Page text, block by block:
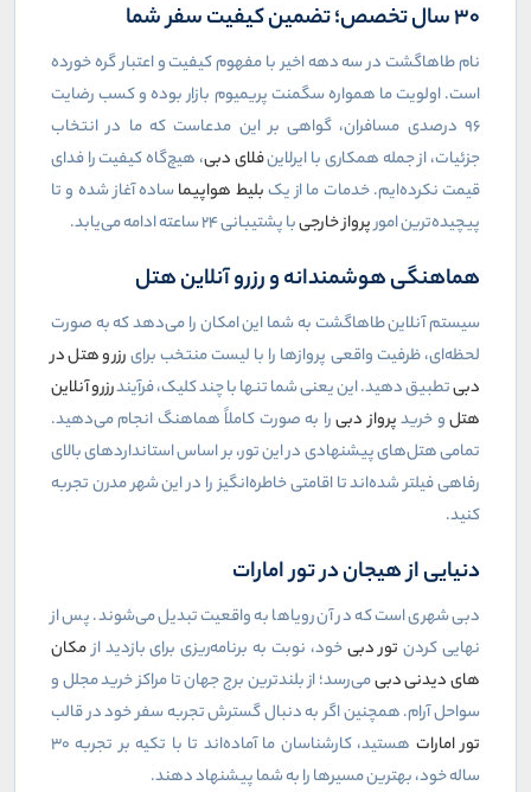
۳۰ سال تخصص؛ تضمین کیفیت سفر شما
نام طاهاگشت در سه دهه اخیر با مفهوم کیفیت و اعتبار گره خورده
است. اولویت ما همواره سگمنت پریمیوم بازار بوده و کسب رضایت
۹۶ درصدی مسافران، گواهی بر این مدعاست که ما در انتخاب
جزئیات، از جمله همکاری با ایرلاینفلای دبی، هیچ‌گاه کیفیت را فدای
قیمت نکرده‌ایم. خدمات ما از یکبليط هواپيماساده آغاز شده و تا
پیچیده‌ترین امورپرواز خارجیبا پشتیبانی ۲۴ ساعته ادامه می‌یابد .
هماهنگی هوشمندانه و رزرو آنلاین هتل
سیستم آنلاین طاهاگشت به شما این امکان را می‌دهد که به صورت
لحظه‌ای، ظرفیت واقعی پروازها را با لیست منتخب برایرزرو هتل در
دبیتطبیق دهید. این یعنی شما تنها با چند کلیک، فرآیندرزرو آنلاین
هتلو خریدپرواز دبیرا به صورت کاملاً هماهنگ انجام می‌دهید.
تمامی هتل‌های پیشنهادی در این تور، بر اساس استانداردهای بالای
رفاهی فیلتر شده‌اند تا اقامتی خاطره‌انگیز را در این شهر مدرن تجربه
کنید.
دنیایی از هیجان در تور امارات
دبی شهری است که در آن رویاها به واقعیت تبدیل می‌شوند. پس از
نهایی کردن تور دبیخود، نوبت به برنامه‌ریزی برای بازدید ازمکان
های دیدنی دبیمی‌رسد؛ از بلندترین برج جهان تا مراکز خرید مجلل و
سواحل آرام. همچنین اگر به دنبال گسترش تجربه سفر خود در قالب
تور امارات
هستید، کارشناسان ما آماده‌اند تا با تکیه بر تجربه ۳۰
ساله خود، بهترین مسیرها را به شما پیشنهاد دهند.